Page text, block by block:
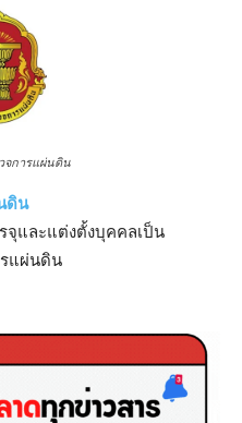
จการแผ่นดิน
ดิน
จุและแต่งตั้งบุคคลเป็น
แผ่นดิน